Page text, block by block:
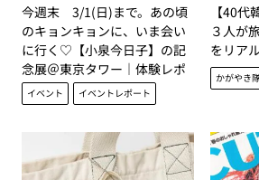
今週末 3/1(日)まで。あの頃
のキョンキョンに、いま会い
に行く♡【小泉今日子】の記
念展＠東京タワー｜体験レポ
イベント イベントレポート
【40
３人が
をリア
かがやき